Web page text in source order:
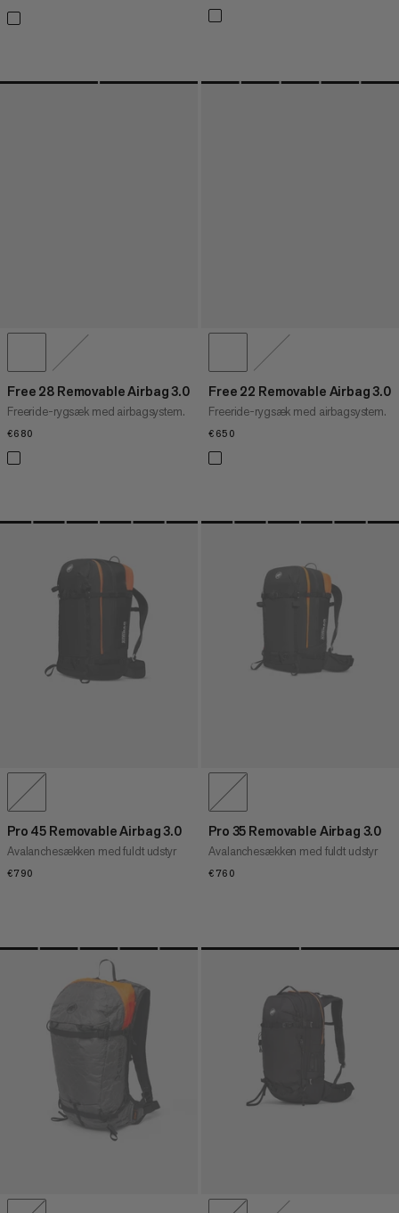
Free 28 Removable Airbag 3.0
Freeride-rygsæk med airbagsystem.
€680
Free 22 Removable Airbag 3.0
Freeride-rygsæk med airbagsystem.
€650
Pro 45 Removable Airbag 3.0
Avalanchesækken med fuldt udstyr
€790
Pro 35 Removable Airbag 3.0
Avalanchesækken med fuldt udstyr
€760